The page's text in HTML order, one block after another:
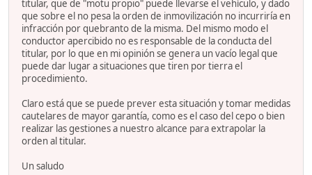
titular, que de "motu propio" puede llevarse el vehículo, y dado
que sobre el no pesa la orden de inmovilización no incurriría en
infracción por quebranto de la misma. Del mismo modo el
conductor apercibido no es responsable de la conducta del
titular, por lo que en mi opinión se genera un vacío legal que
puede dar lugar a situaciones que tiren por tierra el
procedimiento.
Claro está que se puede prever esta situación y tomar medidas
cautelares de mayor garantía, como es el caso del cepo o bien
realizar las gestiones a nuestro alcance para extrapolar la
orden al titular.
Un saludo